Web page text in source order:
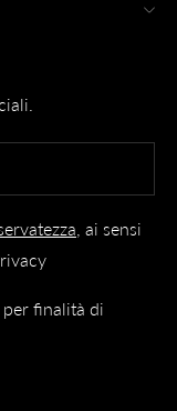
, ai sensi
finalità di